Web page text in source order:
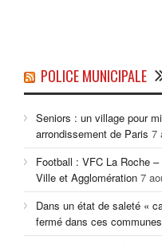
POLICE MUNICIPALE
Seniors : un village pour
arrondissement de Paris 7
Football : VFC La Roche
Ville et Agglomération 7
Dans un état de saleté «
fermé dans ces